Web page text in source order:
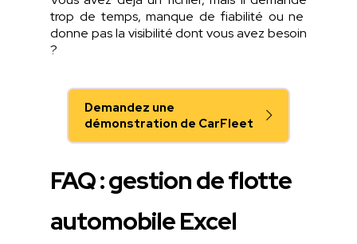
trop de temps, manque de fiabilité ou ne
donne pas la visibilité dontvousavez besoin
?
Demandez une
démonstration de CarFleet
FAQ : gestion de flotte
automobile Excel